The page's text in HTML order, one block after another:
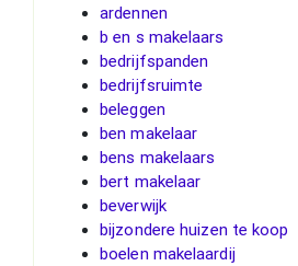
ardennen
b en s makelaars
bedrijfspanden
bedrijfsruimte
beleggen
ben makelaar
bens makelaars
bert makelaar
beverwijk
bijzondere huizen te koop
boelen makelaardij